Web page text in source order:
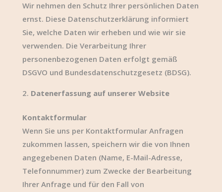
Wir nehmen den Schutz Ihrer persönlichen Daten
ernst. Diese Datenschutzerklärung informiert
Sie, welche Daten wir erheben und wie wir sie
verwenden. Die Verarbeitung Ihrer
personenbezogenen Daten erfolgt gemäß
DSGVO und Bundesdatenschutzgesetz (BDSG).
Datenerfassung auf unserer Website
Kontaktformular
Wenn Sie uns per Kontaktformular Anfragen
zukommen lassen, speichern wir die von Ihnen
angegebenen Daten (Name, E-Mail-Adresse,
Telefonnummer) zum Zwecke der Bearbeitung
Ihrer Anfrage und für den Fall von